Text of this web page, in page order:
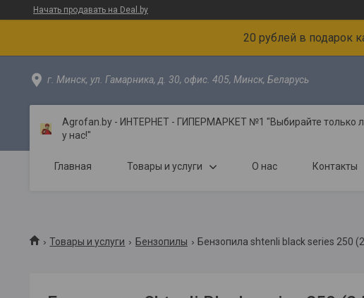
Начать продавать на Deal.by
20 рублей в подарок
г. Минск, ул. Гамарника, д. 30, офис. 405, Минск, Беларусь
Agrofan.by - ИНТЕРНЕТ - ГИПЕРМАРКЕТ №1 "Выбирайте только
у нас!"
Главная Товары и услуги О нас Контакты
Товары и услуги Бензопилы Бензопила shtenli black series 250